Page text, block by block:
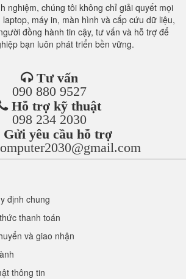
nghiệm, chúng tôi không chỉ giải quyết mọi
máy in, màn hình và cấp cứu dữ liệu,
đồng hành tin cậy, tư vấn và hỗ trợ để
bạn luôn phát triển bền vững.
Tư vấn
090 880 9527
Hỗ trợ kỹ thuật
098 234 2030
Gửi yêu cầu hỗ trợ
định chung
thanh toán
và giao nhận
thông tin